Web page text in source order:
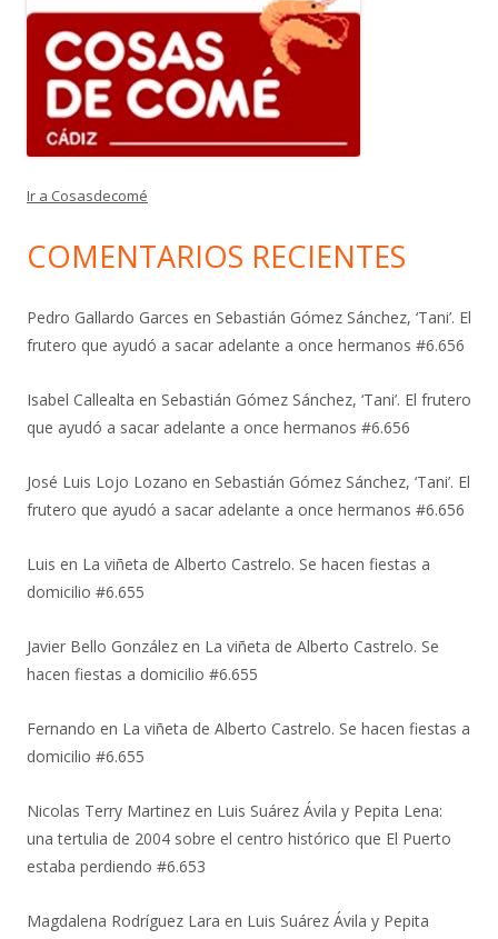
Ir a Cosasdecomé
COMENTARIOS RECIENTES
Pedro Gallardo Garces en Sebastián Gómez Sánchez, ‘Tani’. El
frutero que ayudó a sacar adelante a once hermanos #6.656
Isabel Callealta en Sebastián Gómez Sánchez, ‘Tani’. El frutero
que ayudó a sacar adelante a once hermanos #6.656
José Luis Lojo Lozano en Sebastián Gómez Sánchez, ‘Tani’. El
frutero que ayudó a sacar adelante a once hermanos #6.656
Luis en La viñeta de Alberto Castrelo. Se hacen fiestas a
domicilio #6.655
Javier Bello González en La viñeta de Alberto Castrelo. Se
hacen fiestas a domicilio #6.655
Fernando en La viñeta de Alberto Castrelo. Se hacen fiestas a
domicilio #6.655
Nicolas Terry Martinez en Luis Suárez Ávila y Pepita Lena:
una tertulia de 2004 sobre el centro histórico que El Puerto
estaba perdiendo #6.653
Magdalena Rodríguez Lara en Luis Suárez Ávila y Pepita